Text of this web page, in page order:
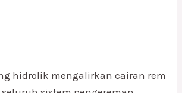
hidrolik mengalirkan cairan rem